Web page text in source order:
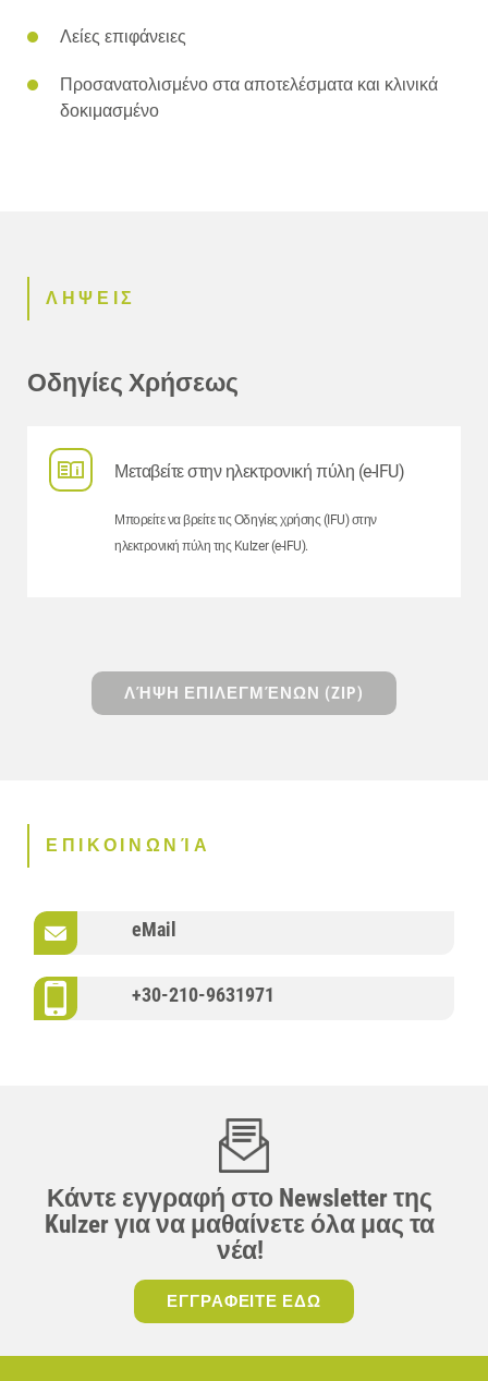
Λείες επιφάνειες
Προσανατολισμένο στα αποτελέσματα και κλινικά
δοκιμασμένο
ΛΗΨΕΙΣ
Οδηγίες Χρήσεως
Μεταβείτε στην ηλεκτρονική πύλη (e-IFU)
Μπορείτε να βρείτε τις Οδηγίες χρήσης (IFU) στην
ηλεκτρονική πύλη της Kulzer (e-IFU).
ΛΉΨΗ ΕΠΙΛΕΓΜΈΝΩΝ (ZIP)
ΕΠΙΚΟΙΝΩΝΊΑ
eMail
+30-210-9631971
Κάντε εγγραφή στο Newsletter της
Kulzer για να μαθαίνετε όλα μας τα
νέα!
ΕΓΓΡΑΦΕΙΤΕ ΕΔΩ